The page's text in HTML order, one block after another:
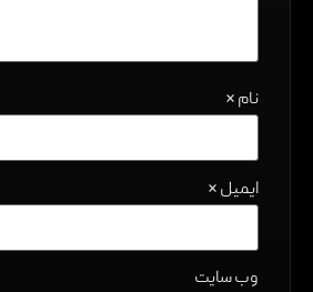
نام*
ایمیل*
وب‌ سایت